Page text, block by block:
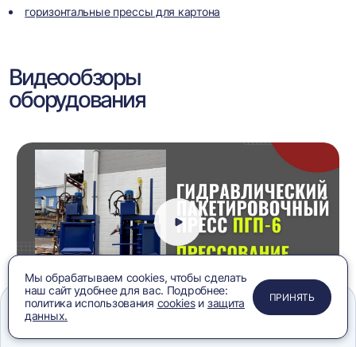
горизонтальные прессы для картона
Видеообзоры
оборудования
Пресс гидравлический вертикальный ПГП-6 на
картоне, видеообзор
ПРИМЕНИТЬ
ЗАКРЫТЬ
ЗАКРЫТЬ
ЗАКРЫТЬ
Мы обрабатываем cookies, чтобы сделать
наш сайт удобнее для вас. Подробнее:
политика использования cookiesи защита
данных.
ПРИНЯТЬ